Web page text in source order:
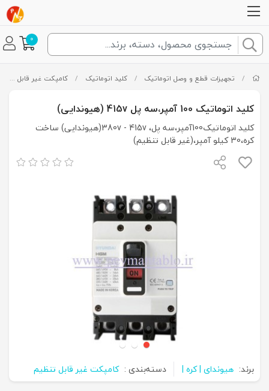
0
/ تجهیزات قطع و وصل اتوماتیک / کلید اتوماتیک / کامپکت غیر قابل تنظیم
کلید اتوماتیک 100 آمپر،سه پل 415v (هیوندایی)
کلید اتوماتیک100آمپر،سه پل، 380v - 415v(هیوندایی) ساخت
کره،30 کیلو آمپر،(غیر قابل تنظیم)
برند: هیوندای | کره | دسته‌بندی : کامپکت غیر قابل تنظیم